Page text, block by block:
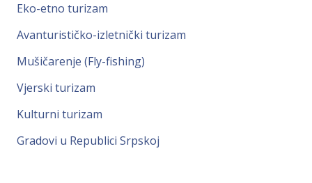
Eko-etno turizam
Avanturističko-izletnički turizam
Mušičarenje (Fly-fishing)
Vjerski turizam
Kulturni turizam
Gradovi u Republici Srpskoj